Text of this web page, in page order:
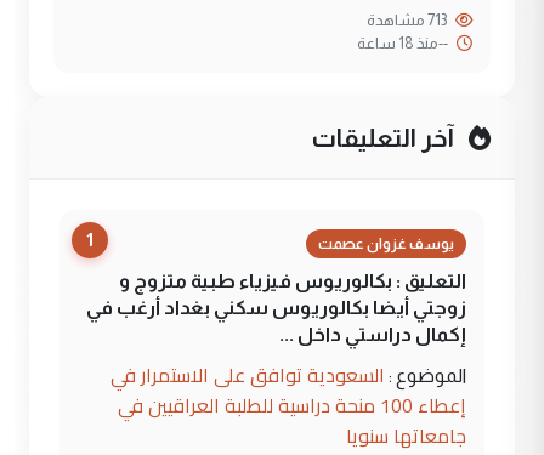
--منذ 18 ساعة
آخر التعليقات
1 يوسف غزوان عصمت
التعليق : بكالوريوس فيزياء طبية متزوج و
زوجتي أيضا بكالوريوس سكني بغداد أرغب في
إكمال دراستي داخل ...
الموضوع : السعودية توافق على الاستمرار في
إعطاء 100 منحة دراسية للطلبة العراقيين في
جامعاتها سنويا